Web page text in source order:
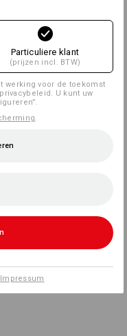
Particuliere klant
(prijzen incl. BTW)
werking voor de toekomst
U kunt uw
.
Impressum